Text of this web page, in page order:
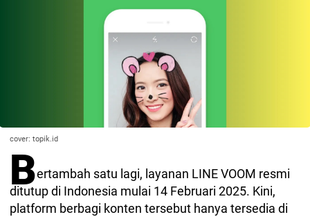
cover: topik.id
Bertambah satu lagi, layanan LINE VOOM resmi
ditutup di Indonesia mulai 14 Februari 2025. Kini,
platform berbagi konten tersebut hanya tersedia di